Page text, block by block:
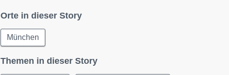
Orte in dieser Story
München
Themen in dieser Story